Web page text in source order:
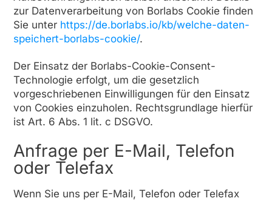
zur Datenverarbeitung von Borlabs Cookie finden
Sie unter https://de.borlabs.io/kb/welche-daten-
speichert-borlabs-cookie/.
Der Einsatz der Borlabs-Cookie-Consent-
Technologie erfolgt, um die gesetzlich
vorgeschriebenen Einwilligungen für den Einsatz
von Cookies einzuholen. Rechtsgrundlage hierfür
ist Art. 6 Abs. 1 lit. c DSGVO.
Anfrage per E-Mail, Telefon
oder Telefax
Wenn Sie uns per E-Mail, Telefon oder Telefax